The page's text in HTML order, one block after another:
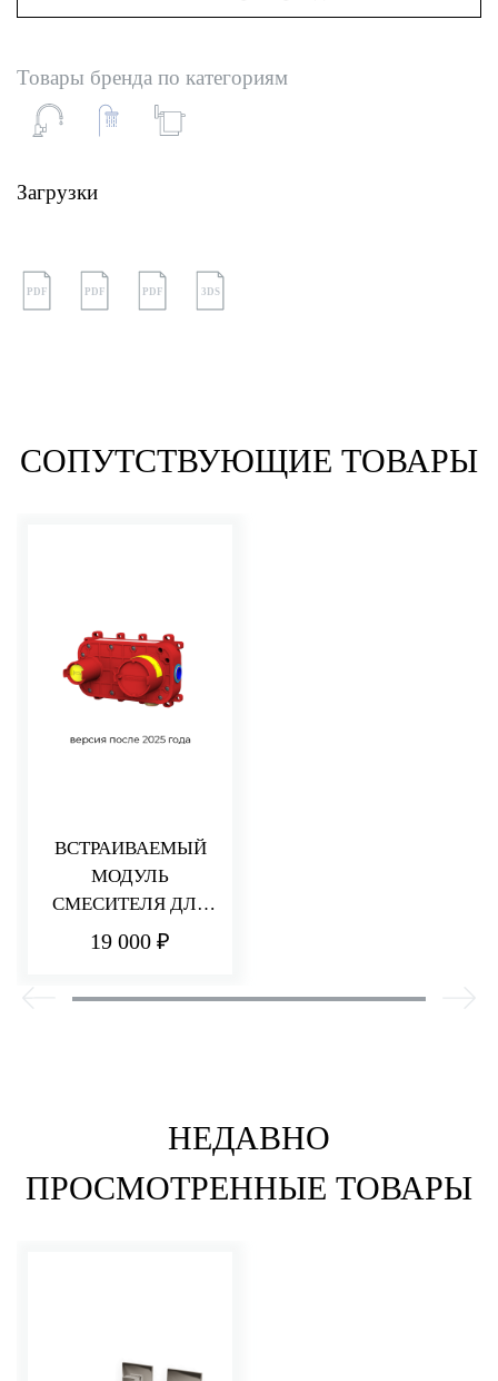
Товары бренда по категориям
Загрузки
PDF PDF PDF 3DS
СОПУТСТВУЮЩИЕ ТОВАРЫ
ВСТРАИВАЕМЫЙ
МОДУЛЬ
СМЕСИТЕЛЯ ДЛЯ
РАКОВИНЫ/ДУША
19 000 ₽
НЕДАВНО
ПРОСМОТРЕННЫЕ ТОВАРЫ